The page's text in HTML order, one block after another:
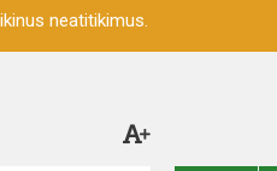
neatitikimus.